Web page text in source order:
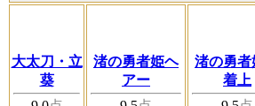
大太刀・立
葵
渚の勇者姫ヘ
アー
渚の勇者
着上